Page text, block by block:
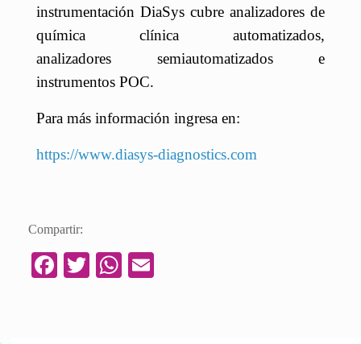
instrumentación DiaSys cubre analizadores de
química clínica automatizados,
analizadores semiautomatizados e
instrumentos POC.
Para más información ingresa en:
https://www.diasys-diagnostics.com
Compartir:
Fa T
W